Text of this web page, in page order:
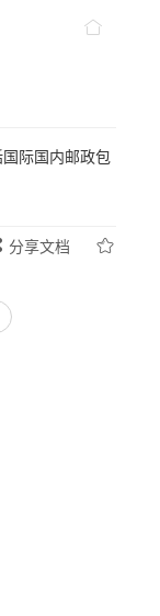
际国内邮政包
分享文档